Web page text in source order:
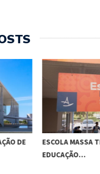
DE
ESCOLA MASSA
EDUCAÇÃO…